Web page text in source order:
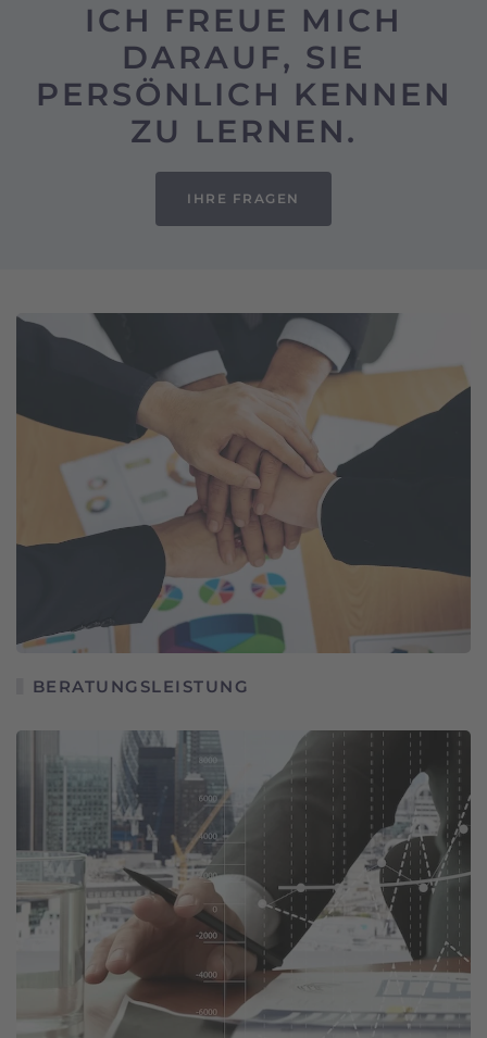
ICH FREUE MICH
DARAUF, SIE
PERSÖNLICH KENNEN
ZU LERNEN.
IHRE FRAGEN
BERATUNGSLEISTUNG